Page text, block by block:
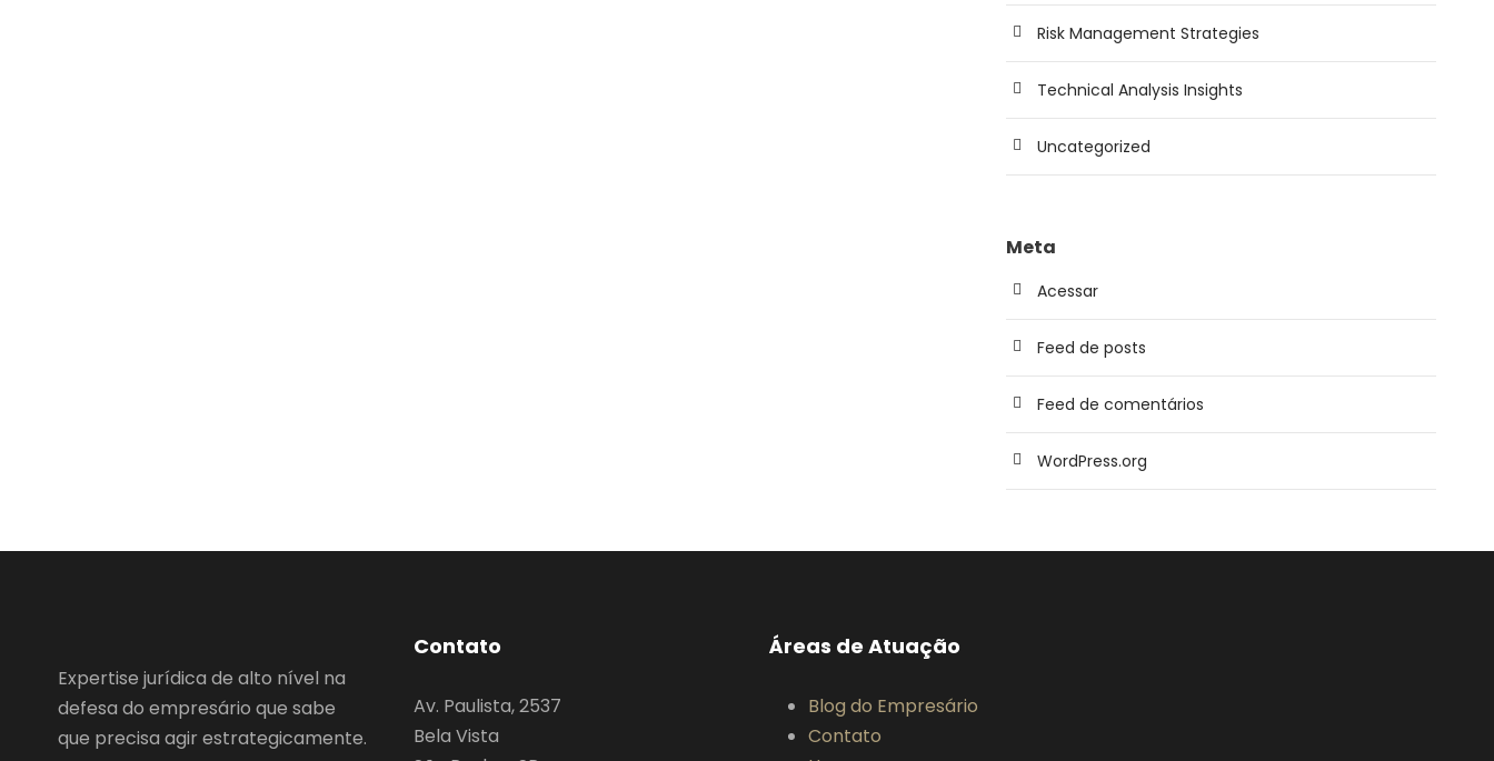
Risk Management Strategies
Technical Analysis Insights
Uncategorized
Meta
Acessar
Feed de posts
Feed de comentários
WordPress.org
Expertise jurídica de alto nível na
defesa do empresário que sabe
que precisa agir estrategicamente.
Contato
Av. Paulista, 2537
Bela Vista
Áreas de Atuação
Blog do Empresário
Contato